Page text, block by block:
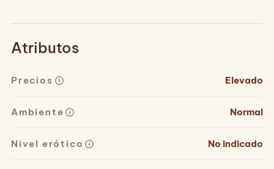
Atributos
Precios Elevado
Ambiente Normal
Nivel erótico No indicado